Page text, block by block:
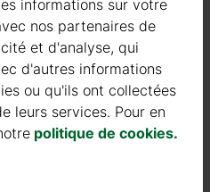
votre commande dans les 14
un remboursement pour
des frais d’expédition
toute question supplémentaire,
notre service commercial au
à l’adresse
et de répondre à toutes vos
informations sur votre
nos partenaires de
et d'analyse, qui
d'autres informations
ou qu'ils ont collectées
leurs services. Pour en
politique de cookies.